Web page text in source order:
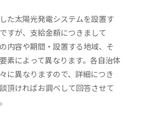
た太陽光発電システムを設置す
すが、支給金額につきまして
内容や期間・設置する地域、そ
素によって異なります。各自治体
に異なりますので、詳細につき
頂ければお調べして回答させて